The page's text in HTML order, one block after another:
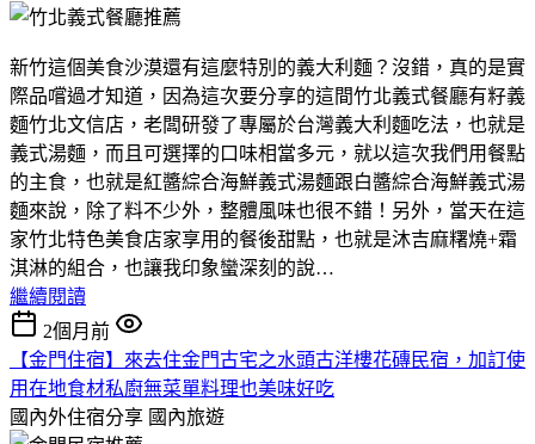
新竹這個美食沙漠還有這麼特別的義大利麵？沒錯，真的是實
際品嚐過才知道，因為這次要分享的這間竹北義式餐廳有籽義
麵竹北文信店，老闆研發了專屬於台灣義大利麵吃法，也就是
義式湯麵，而且可選擇的口味相當多元，就以這次我們用餐點
的主食，也就是紅醬綜合海鮮義式湯麵跟白醬綜合海鮮義式湯
麵來說，除了料不少外，整體風味也很不錯！另外，當天在這
家竹北特色美食店家享用的餐後甜點，也就是沐吉麻糬燒+霜
淇淋的組合，也讓我印象蠻深刻的說…
繼續閱讀
2個月前
【金門住宿】來去住金門古宅之水頭古洋樓花磚民宿，加訂使
用在地食材私廚無菜單料理也美味好吃
國內外住宿分享 國內旅遊